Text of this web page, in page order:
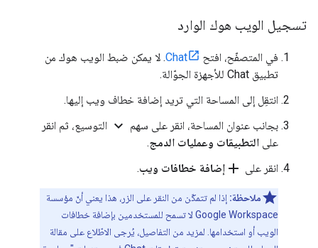
تسجيل الويب هوك الوارد
في المتصفّح، افتح Chat. لا يمكن ضبط الويب هوك من
تطبيق Chat للأجهزة الجوّالة.
انتقِل إلى المساحة التي تريد إضافة خطاف ويب إليها.
بجانب عنوان المساحة، انقر على سهم expand_more التوسيع، ثم انقر
على التطبيقات وعمليات الدمج.
انقر على add إضافة خطافات ويب.
ملاحظة: إذا لم تتمكّن من النقر على الزر، هذا يعني أنّ مؤسسة
Google Workspace لا تسمح للمستخدمين بإضافة خطافات
الويب أو استخدامها. لمزيد من التفاصيل، يُرجى الاطّلاع على مقالة